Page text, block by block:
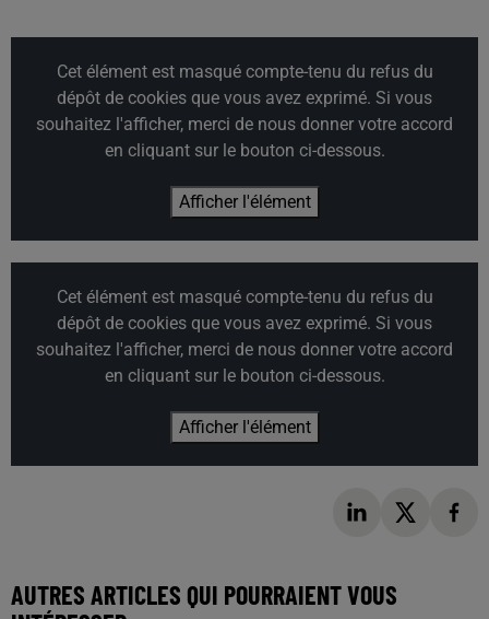
Cet élément est masqué compte-tenu du refus du
dépôt de cookies que vous avez exprimé. Si vous
souhaitez l'afficher, merci de nous donner votre accord
en cliquant sur le bouton ci-dessous.
Afficher l'élément
Cet élément est masqué compte-tenu du refus du
dépôt de cookies que vous avez exprimé. Si vous
souhaitez l'afficher, merci de nous donner votre accord
en cliquant sur le bouton ci-dessous.
Afficher l'élément
AUTRES ARTICLES QUI POURRAIENT VOUS